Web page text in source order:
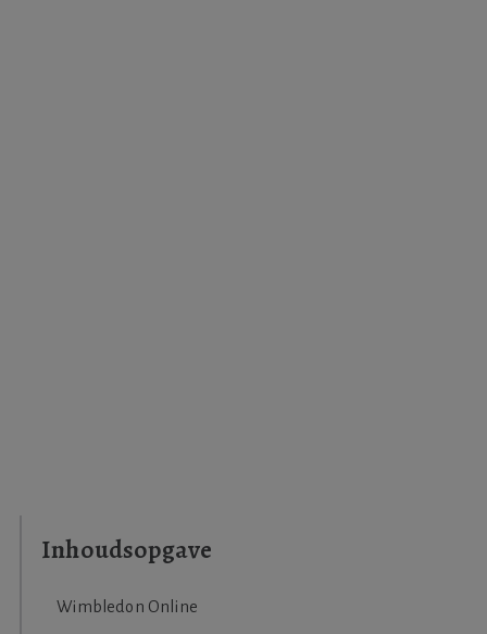
Wimbledon Online